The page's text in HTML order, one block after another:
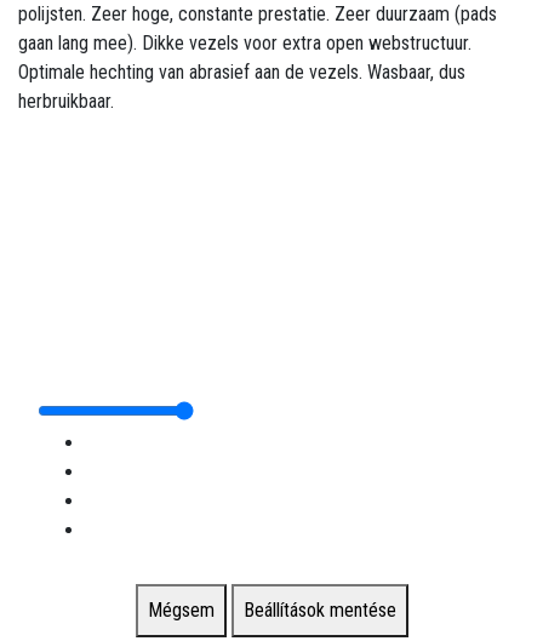
polijsten. Zeer hoge, constante prestatie. Zeer duurzaam (pads
gaan lang mee). Dikke vezels voor extra open webstructuur.
Optimale hechting van abrasief aan de vezels. Wasbaar, dus
herbruikbaar.
Mégsem Beállítások mentése